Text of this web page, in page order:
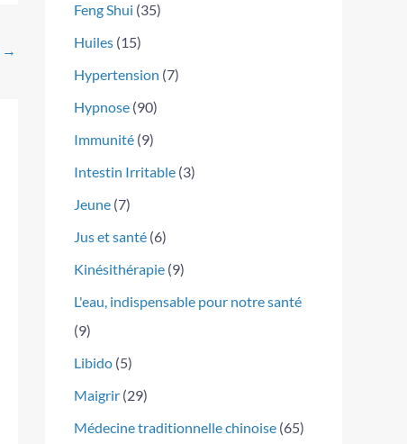
→
Feng Shui (35)
Huiles (15)
Hypertension (7)
Hypnose (90)
Immunité (9)
Intestin Irritable (3)
Jeune (7)
Jus et santé (6)
Kinésithérapie (9)
L'eau, indispensable pour notre santé
(9)
Libido (5)
Maigrir (29)
Médecine traditionnelle chinoise (65)